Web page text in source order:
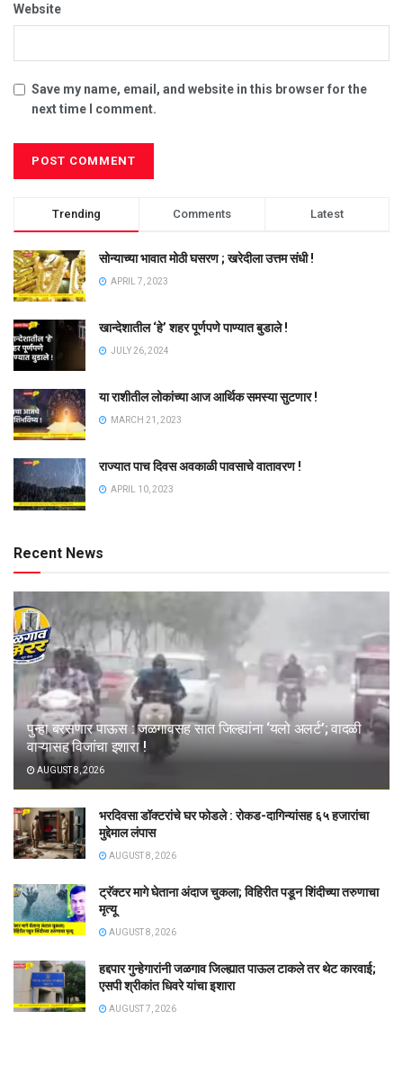
Website
Save my name, email, and website in this browser for the
next time I comment.
Trending Comments Latest
सोन्याच्या भावात मोठी घसरण ; खरेदीला उत्तम संधी !
APRIL 7, 2023
खान्देशातील ‘हे’ शहर पूर्णपणे पाण्यात बुडाले !
JULY 26, 2024
या राशीतील लोकांच्या आज आर्थिक समस्या सुटणार !
MARCH 21, 2023
राज्यात पाच दिवस अवकाळी पावसाचे वातावरण !
APRIL 10, 2023
Recent News
पुन्हा बरसणार पाऊस : जळगावसह सात जिल्ह्यांना ‘यलो अलर्ट’; वादळी
वाऱ्यासह विजांचा इशारा !
AUGUST 8, 2026
भरदिवसा डॉक्टरांचे घर फोडले : रोकड-दागिन्यांसह ६५ हजारांचा
मुद्देमाल लंपास
AUGUST 8, 2026
ट्रॅक्टर मागे घेताना अंदाज चुकला; विहिरीत पडून शिंदीच्या तरुणाचा
मृत्यू
AUGUST 8, 2026
हद्दपार गुन्हेगारांनी जळगाव जिल्ह्यात पाऊल टाकले तर थेट कारवाई;
एसपी श्रीकांत धिवरे यांचा इशारा
AUGUST 7, 2026